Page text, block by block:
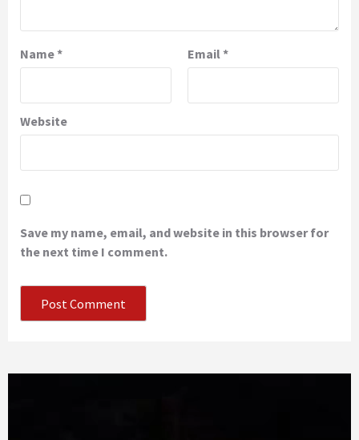
Name* Email*
Website
Save my name, email, and website in this browser for
the next time I comment.